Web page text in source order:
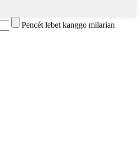
Pencét lebet kanggo milarian